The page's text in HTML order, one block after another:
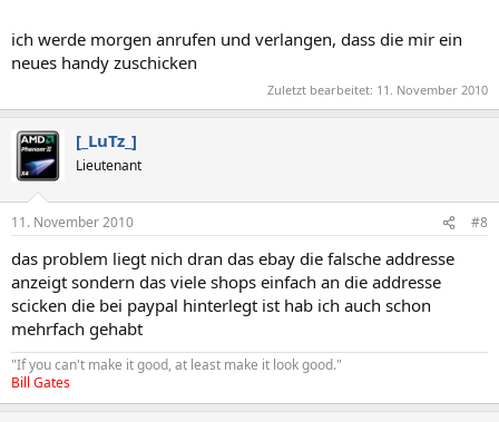
ich werde morgen anrufen und verlangen, dass die mir ein
neues handy zuschicken
Zuletzt bearbeitet: 11. November 2010
[_LuTz_]
Lieutenant
11. November 2010 #8
das problem liegt nich dran das ebay die falsche addresse
anzeigt sondern das viele shops einfach an die addresse
scicken die bei paypal hinterlegt ist hab ich auch schon
mehrfach gehabt
"If you can't make it good, at least make it look good."
Bill Gates